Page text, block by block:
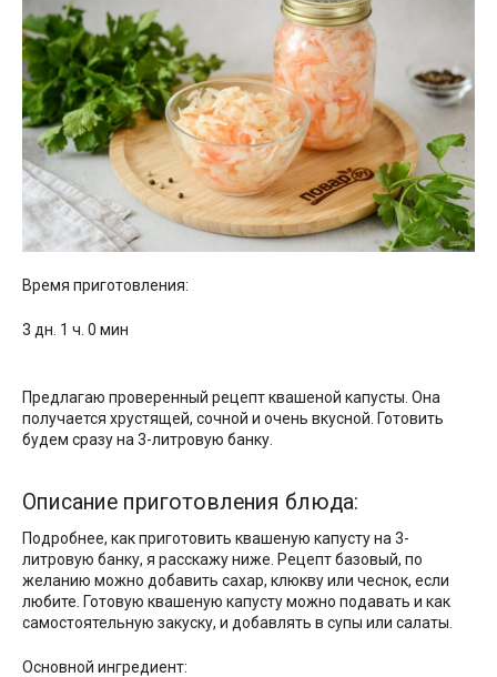
Время приготовления:
3 дн. 1 ч. 0 мин
Предлагаю проверенный рецепт квашеной капусты. Она
получается хрустящей, сочной и очень вкусной. Готовить
будем сразу на 3-литровую банку.
Описание приготовления блюда:
Подробнее, как приготовить квашеную капусту на 3-
литровую банку, я расскажу ниже. Рецепт базовый, по
желанию можно добавить сахар, клюкву или чеснок, если
любите. Готовую квашеную капусту можно подавать и как
самостоятельную закуску, и добавлять в супы или салаты.
Основной ингредиент: